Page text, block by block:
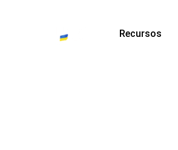
Recursos